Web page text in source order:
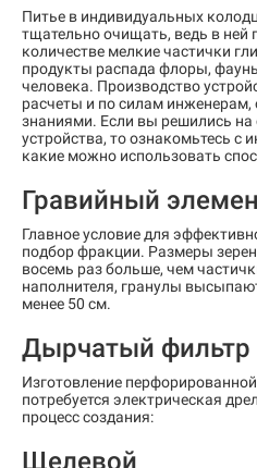
Питье в индивидуальных
тщательно очищать, ведь в ней
количестве мелкие частички
продукты распада флоры,
человека. Производство
расчеты и по силам
знаниями. Если вы решились на
устройства, то ознакомьтесь с
какие можно использовать
Гравийный
Главное условие для
подбор фракции. Размеры
восемь раз больше, чем
наполнителя, гранулы
менее 50 см.
Дырчатый фильтр
Изготовление
потребуется электрическая
процесс создания:
Щелевой